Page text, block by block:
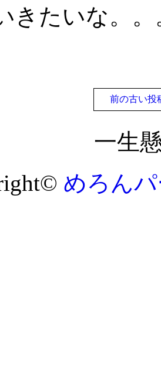
きたいな。。
前の古い投
一生
めろん